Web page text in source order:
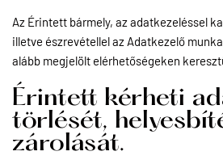
Az Érintett bármely, az adatkezeléssel
illetve észrevétellel az Adatkezelő
alább megjelölt elérhetőségeken
Érintett kérheti
törlését,
zárolását.